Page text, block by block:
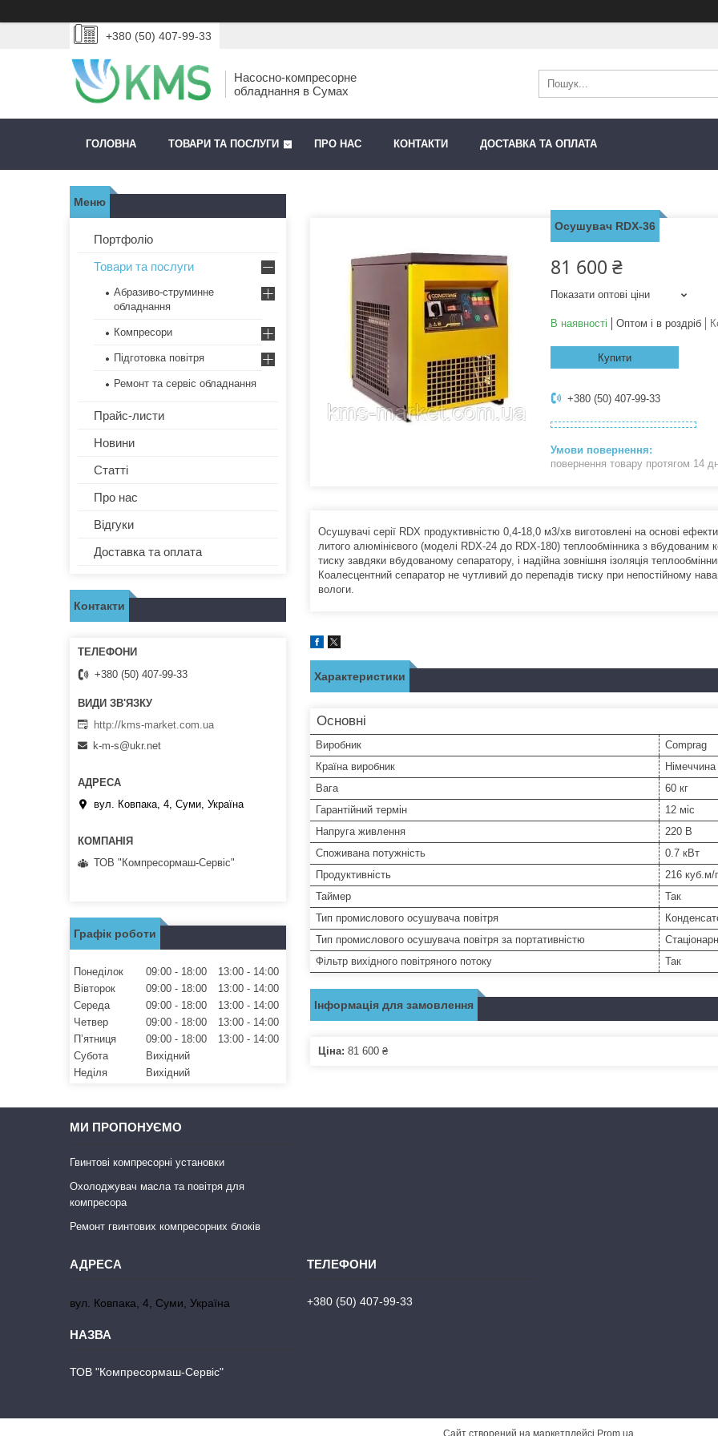
+380 (50) 407-99-33
Насосно-компресорне
обладнання в Сумах
ГОЛОВНА ТОВАРИ ТА ПОСЛУГИ ПРО НАС КОНТАКТИ ДОСТАВКА ТА ОПЛАТА
Осушувач RDX-36
81 600 ₴
Показати оптові ціни
В наявності Оптом і в роздріб
Купити
+380 (50) 407-99-33
повернення товару протягом 14
Осушувачі серії RDX продуктивністю 0,4-18,0 м3/хв виготовлені на основі
литого алюмінієвого (моделі RDX-24 до RDX-180) теплообмінника з
тиску завдяки вбудованому сепаратору, і надійна зовнішня ізоляція
Коалесцентний сепаратор не чутливий до перепадів тиску при непостійному
вологи.
Характеристики
Основні
Виробник
Comprag
Країна виробник
Німеччина
Вага
60 кг
Гарантійний термін
12 міс
Напруга живлення
220 В
Споживана потужність
0.7 кВт
Продуктивність
216 куб.м/
Таймер
Так
Тип промислового осушувача повітря
Тип промислового осушувача повітря за портативністю
Фільтр вихідного повітряного потоку
Так
Інформація для замовлення
Ціна: 81 600 ₴
Портфоліо
Товари та послуги
Абразиво-струминне
обладнання
Компресори
Підготовка повітря
Ремонт та сервіс обладнання
Прайс-листи
Новини
Статті
Про нас
Відгуки
Доставка та оплата
Контакти
+380 (50) 407-99-33
http://kms-market.com.ua
k-m-s@ukr.net
вул. Ковпака, 4, Суми, Україна
ТОВ "Компресормаш-Сервіс"
Графік роботи
Понеділок 09:00 18:00 13:00
14:00
Вівторок
09:00 18:00 13:00
14:00
Середа
09:00 18:00 13:00
14:00
Четвер
09:00 18:00 13:00
14:00
Пʼятниця
09:00 18:00 13:00
14:00
Субота
Вихідний
Неділя
Вихідний
МИ ПРОПОНУЄМО
Гвинтові компресорні установки
Охолоджувач масла та повітря для
компресора
Ремонт гвинтових компресорних блоків
вул. Ковпака, 4, Суми, Україна
ТОВ "Компресормаш-Сервіс"
+380 (50) 407-99-33
Сайт створений на маркетплейсі Prom.ua